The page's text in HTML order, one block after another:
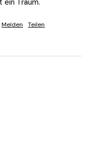
Traum.
Melden Teilen